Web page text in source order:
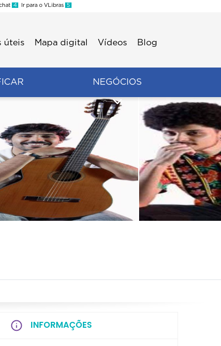
4 Ir para o VLibras 5
úteis Mapa digital Vídeos Blog
NEGÓCIOS
INFORMAÇÕES